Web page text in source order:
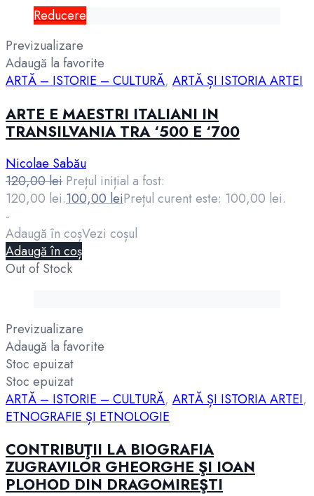
Reducere
Previzualizare
Adaugă la favorite
ARTĂ – ISTORIE – CULTURĂ, ARTĂ ȘI ISTORIA ARTEI
ARTE E MAESTRI ITALIANI IN
TRANSILVANIA TRA ‘500 E ‘700
Nicolae Sabău
120,00lei Prețul inițial a fost:
120,00 lei.100,00 leiPrețul curent este: 100,00 lei.
-
Adaugă în coșVezi coșul
Adaugă în coș
Out of Stock
Previzualizare
Adaugă la favorite
Stoc epuizat
Stoc epuizat
ARTĂ – ISTORIE – CULTURĂ, ARTĂ ȘI ISTORIA ARTEI,
ETNOGRAFIE ȘI ETNOLOGIE
CONTRIBUŢII LA BIOGRAFIA
ZUGRAVILOR GHEORGHE ŞI IOAN
PLOHOD DIN DRAGOMIREŞTI